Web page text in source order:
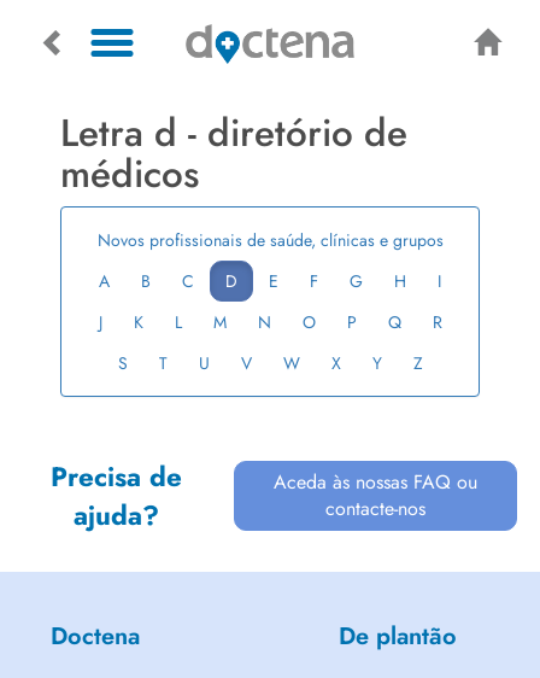
Letra d - diretório de
médicos
Novos profissionais de saúde, clínicas e grupos
A
B C D E F G H
I
J
K L M N O P Q
R
S
T U V W X Y Z
Precisa de
ajuda?
Aceda às nossas FAQ ou
contacte-nos
Doctena De plantão